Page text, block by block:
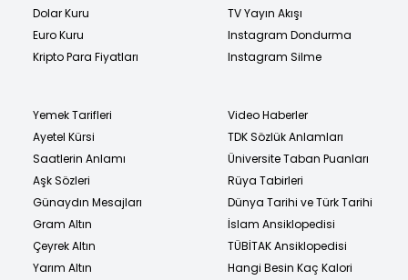
Dolar Kuru
Euro Kuru
Kripto Para Fiyatları
TV Yayın Akışı
Instagram Dondurma
Instagram Silme
Yemek Tarifleri
Ayetel Kürsi
Saatlerin Anlamı
Aşk Sözleri
Günaydın Mesajları
Gram Altın
Çeyrek Altın
Yarım Altın
Video Haberler
TDK Sözlük Anlamları
Üniversite Taban Puanları
Rüya Tabirleri
Dünya Tarihi ve Türk Tarihi
İslam Ansiklopedisi
TÜBİTAK Ansiklopedisi
Hangi Besin Kaç Kalori